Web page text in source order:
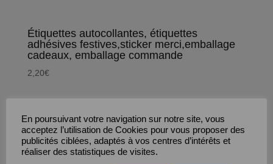
Étiquettes autocollantes, étiquettes
adhésives festives,sticker merci,emballage
cadeaux, emballage commande
2,20€
Save
En poursuivant votre navigation sur notre site, vous
acceptez l’utilisation de Cookies pour vous proposer des
publicités ciblées, adaptés à vos centres d’intérêts et
réaliser des statistiques de visites.